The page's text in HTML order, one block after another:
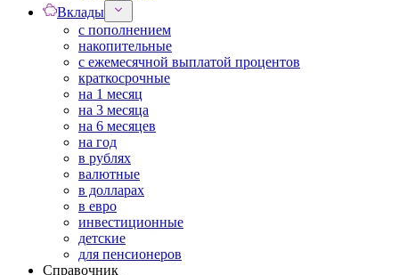
Вклады
с пополнением
накопительные
с ежемесячной выплатой процентов
краткосрочные
на 1 месяц
на 3 месяца
на 6 месяцев
на год
в рублях
валютные
в долларах
в евро
инвестиционные
детские
для пенсионеров
Справочник